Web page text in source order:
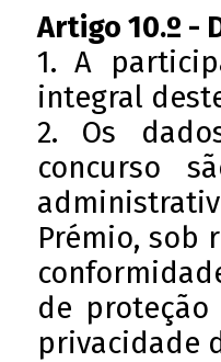
Artigo 10.º -
1. A
integral
2. Os
concurso
Prémio, sob
de
privacidade